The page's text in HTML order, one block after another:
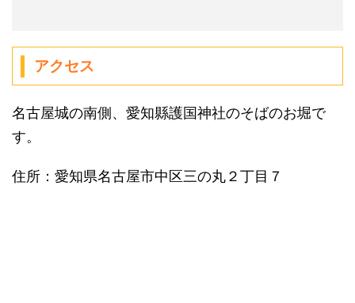
アクセス
名古屋城の南側、愛知縣護国神社のそばのお堀で
す。
住所：愛知県名古屋市中区三の丸２丁目７